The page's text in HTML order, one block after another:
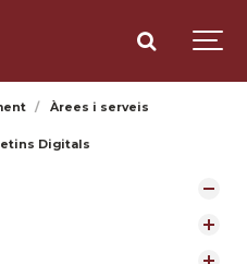
Àrees i serveis
Digitals